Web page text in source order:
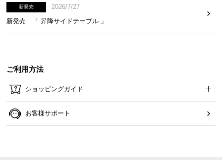
新発売
2026/7/27
新発売 「 昇降サイドテーブル 」
ご利用方法
ショッピングガイド
お客様サポート